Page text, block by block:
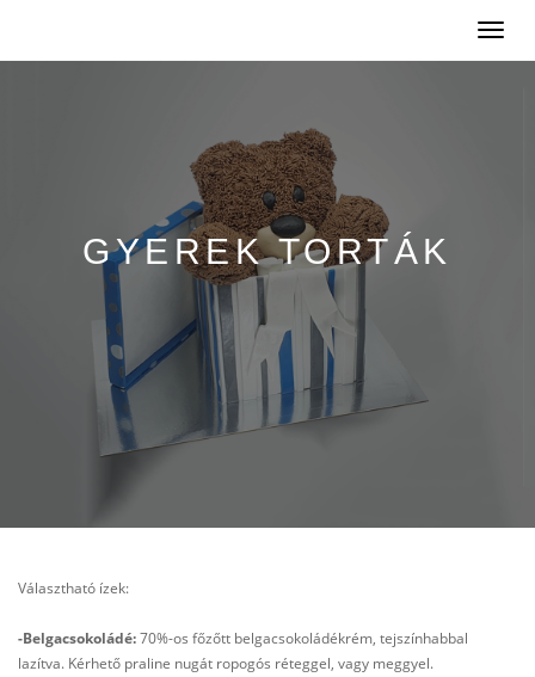
Toggle
GYEREK TORTÁK
Választható ízek:
-Belgacsokoládé:70%-os főzőtt belgacsokoládékrém, tejszínhabbal
lazítva. Kérhető praline nugát ropogós réteggel, vagy meggyel.